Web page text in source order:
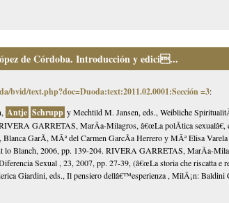
de Córdoba. Introducción y edici...
bvid/text.php?doc=Duoda:text:2011.02.0001:Sección =3:
Antje Schrupp y Mechtild M. Jansen, eds., Weibliche
GARRETAS, MarÃ­a-Milagros, â€œLa polÃ­tica
GarÃ­, MÂª del Carmen GarcÃ­a Herrero y MÂª Elisa
lo Blanch, 2006, pp. 139-204. RIVERA GARRETAS, MarÃ­a-
Sexual , 23, 2007, pp. 27-39, (â€œLa storia che riscatta e
Giardini, eds., Il pensiero dellâ€™esperienza , MilÃ¡n: Baldini